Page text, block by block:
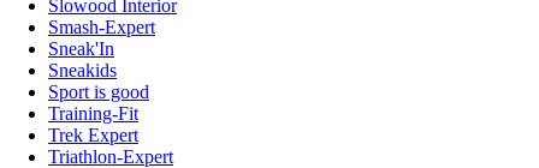
Slowood Interior
Smash-Expert
Sneak'In
Sneakids
Sport is good
Training-Fit
Trek Expert
Triathlon-Expert